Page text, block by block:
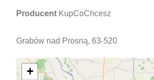
Producent KupCoChcesz
Grabów nad Prosną, 63-520
+